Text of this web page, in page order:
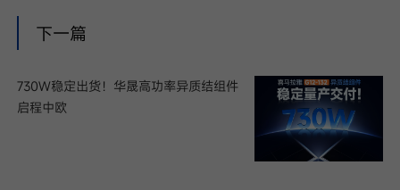
下一篇
730W稳定出货！华晟高功率异质结组件
启程中欧